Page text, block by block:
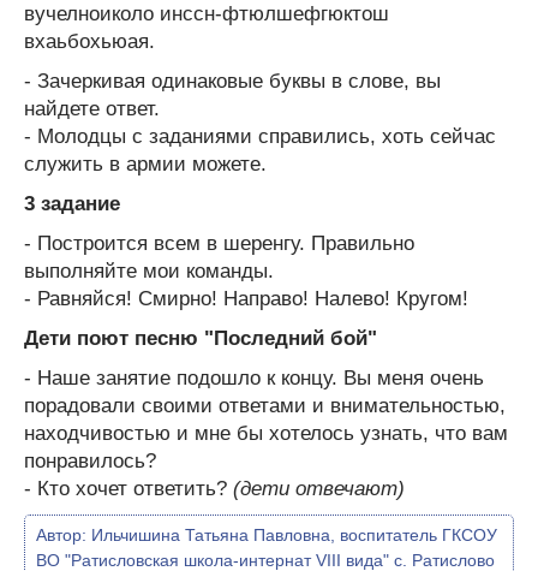
вучелноиколо инссн-фтюлшефгюктош
вхаьбохьюая.
- Зачеркивая одинаковые буквы в слове, вы
найдете ответ.
- Молодцы с заданиями справились, хоть сейчас
служить в армии можете.
3 задание
- Построится всем в шеренгу. Правильно
выполняйте мои команды.
- Равняйся! Смирно! Направо! Налево! Кругом!
Дети поют песню "Последний бой"
- Наше занятие подошло к концу. Вы меня очень
порадовали своими ответами и внимательностью,
находчивостью и мне бы хотелось узнать, что вам
понравилось?
- Кто хочет ответить? (дети отвечают)
Автор: Ильчишина Татьяна Павловна, воспитатель ГКСОУ
ВО "Ратисловская школа-интернат VIII вида" с. Ратислово